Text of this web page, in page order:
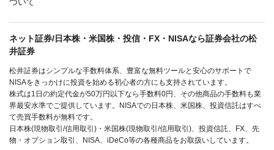
ネット証券/日本株・米国株・投信・FX・NISAなら証券会社の松
井証券
松井証券はシンプルな手数料体系、豊富な無料ツールと安心のサポートで
NISAをきっかけに投資を始める初心者の方にも支持されています。
株式は1日の約定代金が50万円以下なら手数料0円、その他商品の手数料も業
界最安水準でご提供しています。NISAでの日本株、米国株、投資信託はすべ
て売買手数料が無料です。
日本株(現物取引/信用取引)・米国株(現物取引/信用取引)、投資信託、FX、先
物・オプション取引、NISA、iDeCo等の各種商品をお取扱いしています。